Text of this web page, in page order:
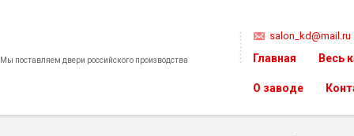
Мы поставляем двери российского производства
salon_kd@mail.ru
Главная Весь
О заводе